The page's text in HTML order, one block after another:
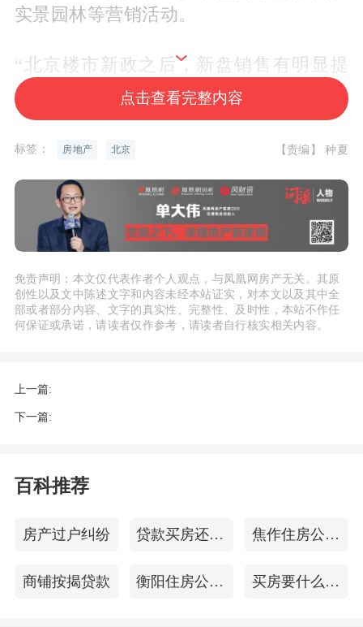
实景园林等营销活动。
“北京楼市新政之后，新盘销售有明显提
升。”9月10日，有央企房地产开发商人士
向《每日经济新闻》记者表示，“新政最
大影响，就是让一部分之前在观望的五环
房企加快营销节奏
今年8月8日晚间，北京发布楼市新政，自
8月9日起施行。新政最重要的一条是，符
合北京市商品住房购买条件的居民家庭，
在北京市连续缴纳社会保险或个人所得税
满2年及以上的非京籍居民家庭，购买五
闻》记者表示，政策直接利好五环外市
营销把握政策窗口期，五环外新房市场有
点击查看完整内容
标签： 房地产 北京 【责编】 种夏
免责声明：本文仅代表作者个人观点，与凤凰网房产无关。其原
创性以及文中陈述文字和内容未经本站证实，对本文以及其中全
部或者部分内容、文字的真实性、完整性、及时性，本站不作任
何保证或承诺，请读者仅作参考，请读者自行核实相关内容。
上一篇:
下一篇:
百科推荐
房产过户纠纷 贷款买房还款方式 焦作住房公积金查询
商铺按揭贷款 衡阳住房公积金查询 买房要什么条件